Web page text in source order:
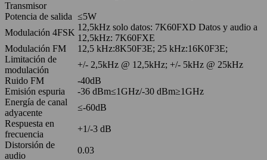
Transmisor
Potencia de salida ≤5W
Modulación 4FSK
12,5kHz solo datos: 7K60FXD Datos y audio a
12,5kHz: 7K60FXE
Modulación FM
12,5 kHz:8K50F3E; 25 kHz:16K0F3E;
Limitación de
modulación
+/- 2,5kHz @ 12,5kHz; +/- 5kHz @ 25kHz
Ruido FM
-40dB
Emisión espuria
-36 dBm≤1GHz/-30 dBm≥1GHz
Energía de canal
adyacente
≤-60dB
Respuesta en
frecuencia
+1/-3 dB
Distorsión de
audio
0.03